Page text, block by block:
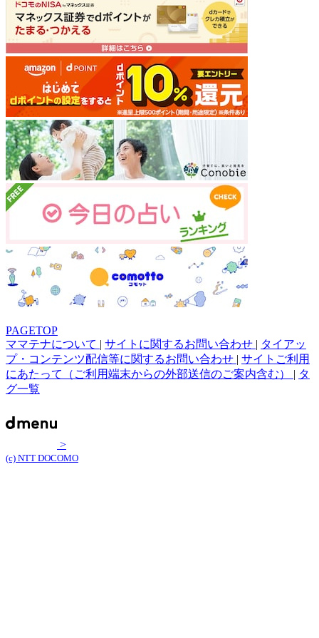
PAGETOP
ママテナについて | サイトに関するお問い合わせ | タイアッ
プ・コンテンツ配信等に関するお問い合わせ | サイトご利用
にあたって（ご利用端末からの外部送信のご案内含む） | タ
グ一覧
>
(c) NTT DOCOMO